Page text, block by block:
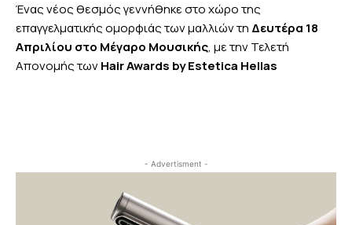
Ένας νέος θεσμός γεννήθηκε στο χώρο της
επαγγελματικής ομορφιάς των μαλλιών τηΔευτέρα 18
Απριλίου στο Μέγαρο Μουσικής, με την Τελετή
Απονομής τωνHair Awards by Estetica Hellas
- Advertisment -